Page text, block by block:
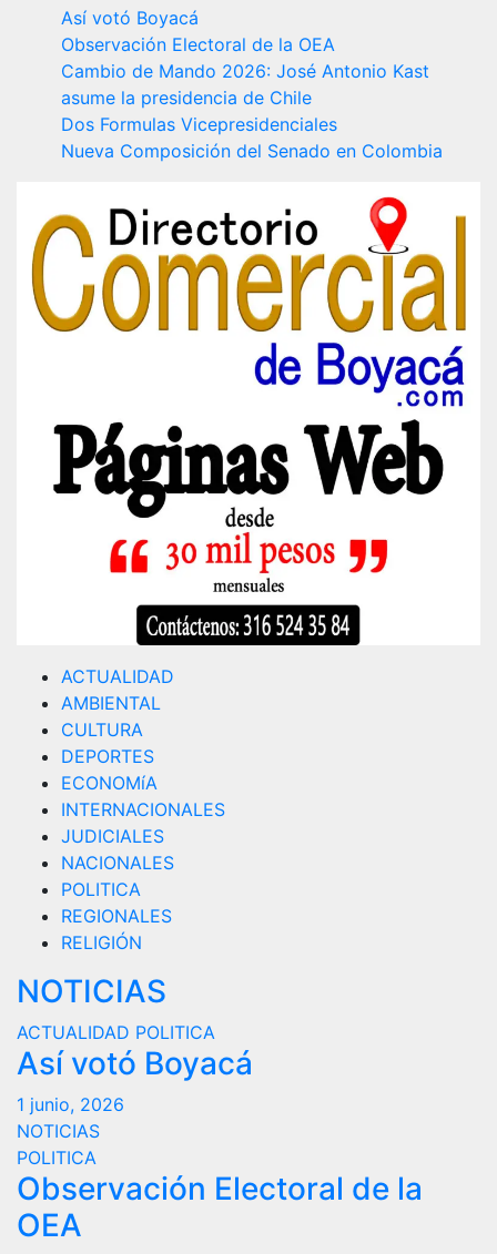
Así votó Boyacá
Observación Electoral de la OEA
Cambio de Mando 2026: José Antonio Kast
asume la presidencia de Chile
Dos Formulas Vicepresidenciales
Nueva Composición del Senado en Colombia
ACTUALIDAD
AMBIENTAL
CULTURA
DEPORTES
ECONOMíA
INTERNACIONALES
JUDICIALES
NACIONALES
POLITICA
REGIONALES
RELIGIÓN
NOTICIAS
ACTUALIDAD POLITICA
Así votó Boyacá
1 junio, 2026
NOTICIAS
POLITICA
Observación Electoral de la
OEA